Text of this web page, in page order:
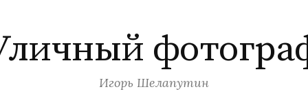
Игорь Шелапутин